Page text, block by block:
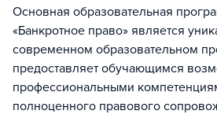
Основная образовательная
«Банкротное право» является
современном образовательном
предоставляет обучающимся
профессиональными
полноценного правового